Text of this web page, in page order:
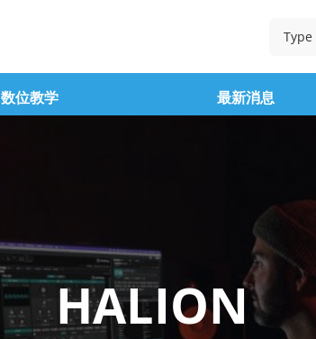
数位教学 最新消息
HALION